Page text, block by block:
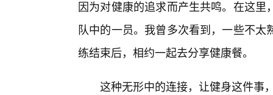
因为对健康的追求而产生共鸣。在这
队中的一员。我曾多次看到，一些不
练结束后，相约一起去分享健康餐。
这种无形中的连接，让健身这件事